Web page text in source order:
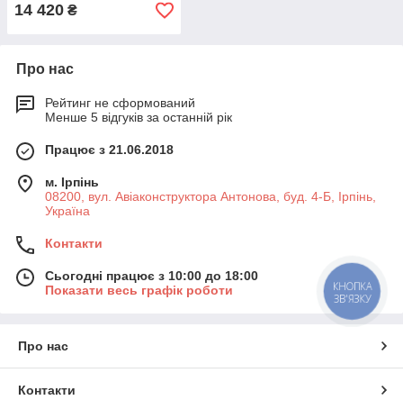
14 420 ₴
Про нас
Рейтинг не сформований
Менше 5 відгуків за останній рік
Працює з 21.06.2018
м. Ірпінь
08200, вул. Авіаконструктора Антонова, буд. 4-Б, Ірпінь,
Україна
Контакти
Сьогодні працює з 10:00 до 18:00
Показати весь графік роботи
Про нас
Контакти
КНОПКА
ЗВ'ЯЗКУ